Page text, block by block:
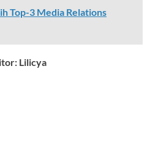
Top-3 Media Relations
Lilicya